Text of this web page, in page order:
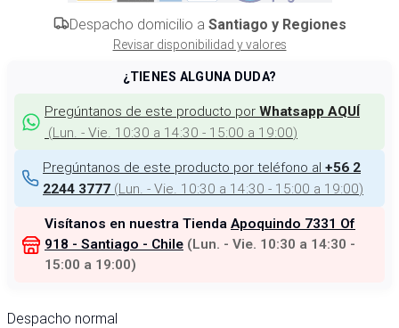
Despacho domicilio a Santiago y Regiones
Revisar disponibilidad y valores
¿TIENES ALGUNA DUDA?
Pregúntanos de este producto por Whatsapp AQUÍ
(Lun. - Vie. 10:30 a 14:30 - 15:00 a 19:00)
Pregúntanos de este producto por teléfono al +56 2
2244 3777 (Lun. - Vie. 10:30 a 14:30 - 15:00 a 19:00)
Visítanos en nuestra Tienda Apoquindo 7331 Of
918 - Santiago - Chile (Lun. - Vie. 10:30 a 14:30 -
15:00 a 19:00)
Despacho normal